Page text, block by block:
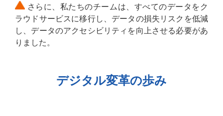
さらに、私たちのチームは、すべてのデータをク
ラウドサービスに移行し、データの損失リスクを低減
し、データのアクセシビリティを向上させる必要があ
りました。
デジタル変革の歩み